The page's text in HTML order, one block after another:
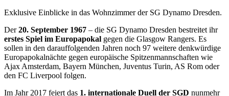
Exklusive Einblicke in das Wohnzimmer der SG Dynamo Dresden.
Der20. September 1967 – die SG Dynamo Dresden bestreitet ihr
erstes Spiel im Europapokal gegen die Glasgow Rangers. Es
sollen in den darauffolgenden Jahren noch 97 weitere denkwürdige
Europapokalnächte gegen europäische Spitzenmannschaften wie
Ajax Amsterdam, Bayern München, Juventus Turin, AS Rom oder
den FC Liverpool folgen.
Im Jahr 2017 feiert das 1. internationale Duell der SGD nunmehr